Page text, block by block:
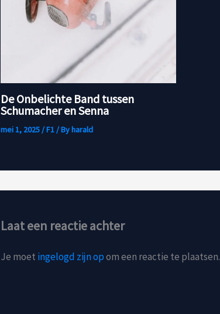
De Onbelichte Band tussen
Schumacher en Senna
mei 1, 2025/F1/ Byharald
Laat een reactie achter
Je moet ingelogd zijn opom een reactie te plaatsen.